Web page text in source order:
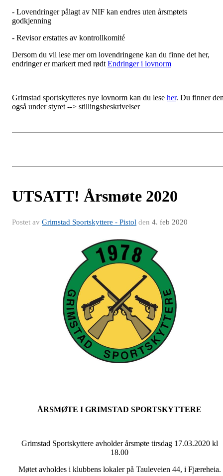
- Lovendringer pålagt av NIF kan endres uten årsmøtets
godkjenning
- Revisor erstattes av kontrollkomité
Dersom du vil lese mer om lovendringene kan du finne det her,
endringer er markert med rødt Endringer i lovnorm
Grimstad sportskytteres nye lovnorm kan du lese her. Du finner
også under styret --> stillingsbeskrivelser
UTSATT! Årsmøte 2020
Postet av Grimstad Sportskyttere - Pistol den 4. feb 2020
ÅRSMØTE I GRIMSTAD SPORTSKYTTERE
Grimstad Sportskyttere avholder årsmøte tirsdag 17.03.2020 kl
18.00
Møtet avholdes i klubbens lokaler på Tauleveien 44, i Fjæreheia.